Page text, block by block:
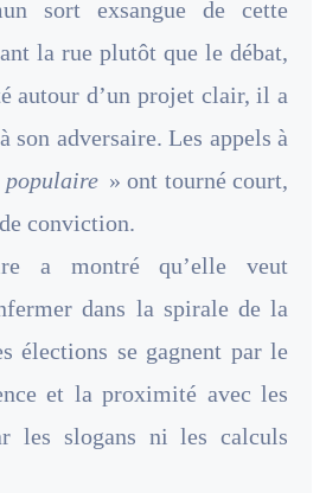
sort exsangue de cette
la rue plutôt que le débat,
autour d’un projet clair, il a
adversaire. Les appels à
» ont tourné court,
conviction.
a montré qu’elle veut
dans la spirale de la
élections se gagnent par le
et la proximité avec les
les slogans ni les calculs